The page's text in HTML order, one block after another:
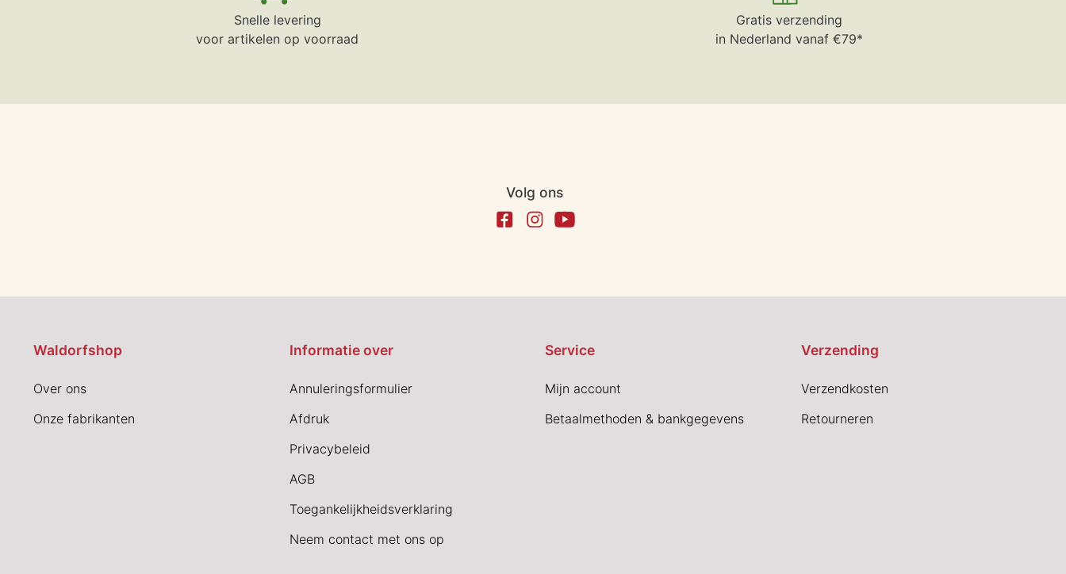
Snelle levering
voor artikelen op voorraad
Gratis verzending
in Nederland vanaf €79*
Volg ons
Waldorfshop
Over ons
Onze fabrikanten
Informatie over
Annuleringsformulier
Afdruk
Privacybeleid
AGB
Toegankelijkheidsverklaring
Neem contact met ons op
Service
Mijn account
Betaalmethoden & bankgegevens
Verzending
Verzendkosten
Retourneren